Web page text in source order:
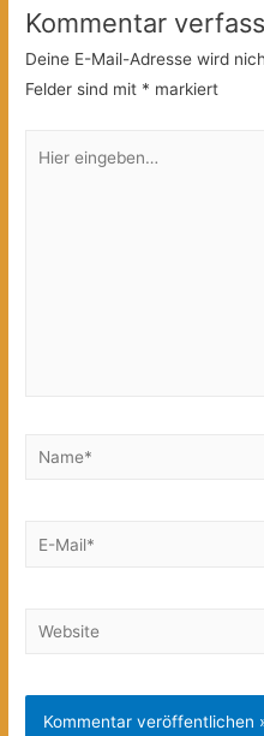
Kommentar
Deine E-Mail-Adresse wird
Felder sind mit * markiert
eingeben…
Name*
E-
Website